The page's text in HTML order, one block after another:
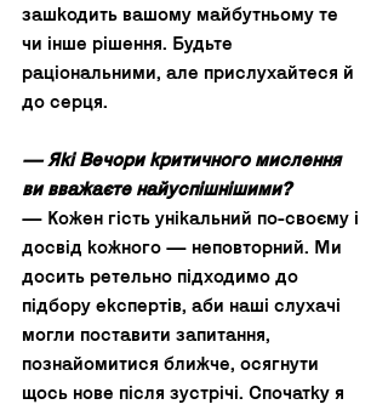
зашкодить вашому майбутньому те
чи інше рішення. Будьте
раціональними, але прислухайтеся й
до серця.
— Які Вечори критичного мислення
ви вважаєте найуспішнішими?
— Кожен гість унікальний по-своєму і
досвід кожного — неповторний. Ми
досить ретельно підходимо до
підбору експертів, аби наші слухачі
могли поставити запитання,
познайомитися ближче, осягнути
щось нове після зустрічі. Спочатку я